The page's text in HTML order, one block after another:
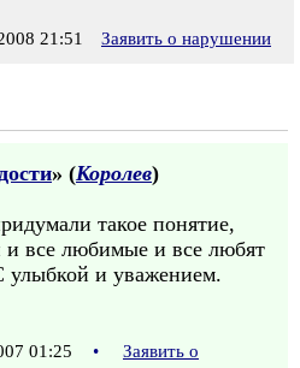
21:51 Заявить о нарушении
» (Королев)
такое понятие,
все любимые и все любят
и уважением.
01:25 •
Заявить о